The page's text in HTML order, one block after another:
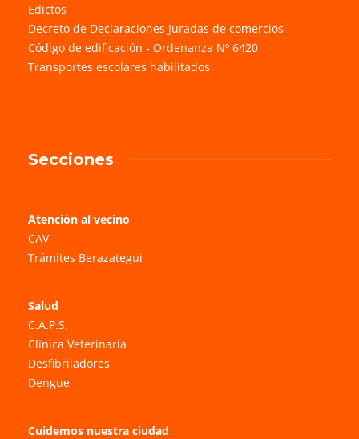
Edictos
Decreto de Declaraciones Juradas de comercios
Código de edificación - Ordenanza Nº 6420
Transportes escolares habilitados
Secciones
Atención al vecino
CAV
Trámites Berazategui
Salud
C.A.P.S.
Clínica Veterinaria
Desfibriladores
Dengue
Cuidemos nuestra ciudad